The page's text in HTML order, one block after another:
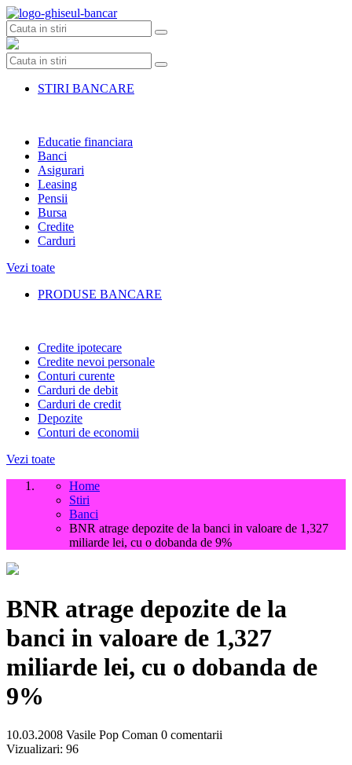
Skip
to
content
STIRI BANCARE
Educatie financiara
Banci
Asigurari
Leasing
Pensii
Bursa
Credite
Carduri
Vezi toate
PRODUSE BANCARE
Credite ipotecare
Credite nevoi personale
Conturi curente
Carduri de debit
Carduri de credit
Depozite
Conturi de economii
Vezi toate
Home
Stiri
Banci
BNR atrage depozite de la banci in valoare de 1,327
miliarde lei, cu o dobanda de 9%
BNR atrage depozite de la
banci in valoare de 1,327
miliarde lei, cu o dobanda de
9%
10.03.2008 Vasile Pop Coman 0 comentarii
Vizualizari: 96